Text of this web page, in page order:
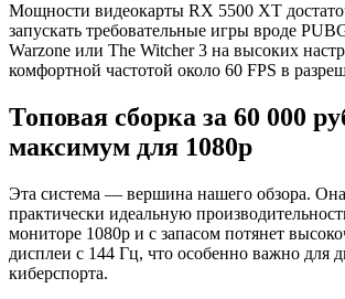
Мощности видеокарты RX 5500 XT
запускать требовательные игры вроде
Warzone или The Witcher 3 на высоких
комфортной частотой около 60 FPS в
Топовая сборка за 60 000
максимум для 1080p
Эта система — вершина нашего обзора.
практически идеальную
мониторе 1080p и с запасом потянет
дисплеи с 144 Гц, что особенно важно для
киберспорта.